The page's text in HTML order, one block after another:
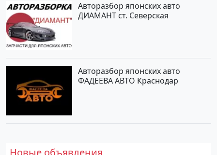
Авторазбор японских авто
ДИАМАНТ ст. Северская
Авторазбор японских авто
ФАДЕЕВА АВТО Краснодар
Новые объявления